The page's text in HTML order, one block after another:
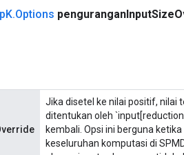
K.Options penguranganInputSize
Jika disetel ke nilai positif, nilai
ditentukan oleh
kembali. Opsi ini berguna
keseluruhan komputasi di